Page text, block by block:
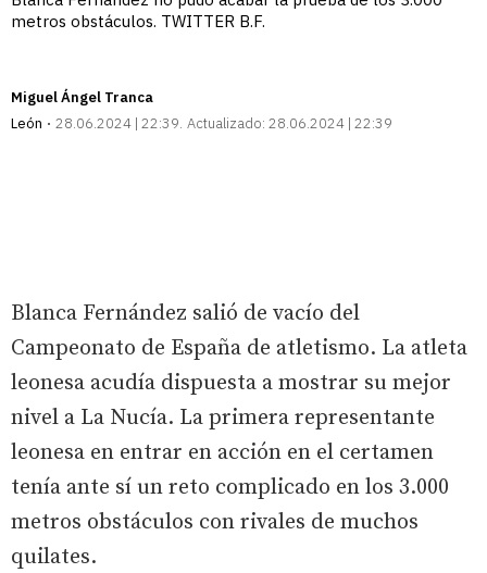
metros obstáculos. TWITTER B.F.
Miguel Ángel Tranca
León
28.06.2024 | 22:39 Actualizado: 28.06.2024 | 22:39
Blanca Fernández salió de vacío del
Campeonato de España de atletismo. La atleta
leonesa acudía dispuesta a mostrar su mejor
nivel a La Nucía. La primera representante
leonesa en entrar en acción en el certamen
tenía ante sí un reto complicado en los 3.000
metros obstáculos con rivales de muchos
quilates.